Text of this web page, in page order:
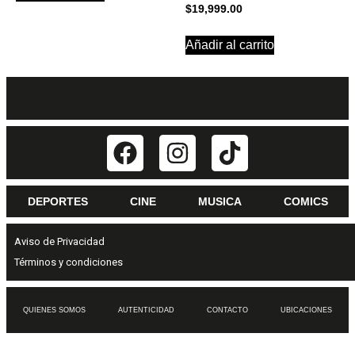
$19,999.00
Añadir al carrito
DEPORTES CINE MUSICA COMICS
Aviso de Privacidad
Términos y condiciones
QUIENES SOMOS AUTENTICIDAD CONTACTO UBICACIONES